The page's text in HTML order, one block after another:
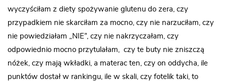
wyczyściłam z diety spożywanie glutenu do zera, czy
przypadkiem nie skarciłam za mocno, czy nie narzuciłam, czy
nie powiedziałam „NIE”, czy nie nakrzyczałam, czy
odpowiednio mocno przytulałam, czy te buty nie zniszczą
nóżek, czy mają wkładki, a materac ten, czy on oddycha, ile
punktów dostał w rankingu, ile w skali, czy fotelik taki, to